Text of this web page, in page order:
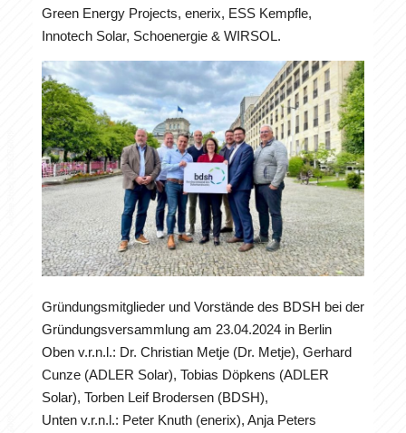
Green Energy Projects, enerix, ESS Kempfle,
Innotech Solar, Schoenergie & WIRSOL.
Gründungsmitglieder und Vorstände des BDSH bei der
Gründungsversammlung am 23.04.2024 in Berlin
Oben v.r.n.l.: Dr. Christian Metje (Dr. Metje), Gerhard
Cunze (ADLER Solar), Tobias Döpkens (ADLER
Solar), Torben Leif Brodersen (BDSH),
Unten v.r.n.l.: Peter Knuth (enerix), Anja Peters